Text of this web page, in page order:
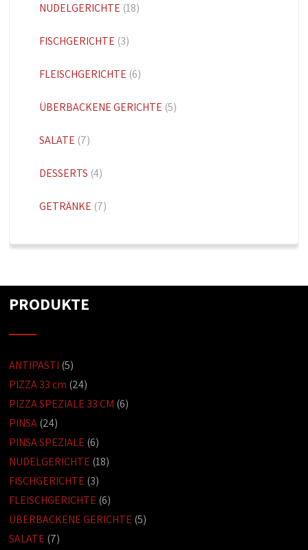
NUDELGERICHTE (18)
FISCHGERICHTE (3)
FLEISCHGERICHTE (6)
ÜBERBACKENE GERICHTE (5)
SALATE (7)
DESSERTS (4)
GETRÄNKE (7)
PRODUKTE
ANTIPASTI (5)
PIZZA 33 cm (24)
PIZZA SPEZIALE 33 CM (6)
PINSA(24)
PINSA SPEZIALE (6)
NUDELGERICHTE (18)
FISCHGERICHTE (3)
FLEISCHGERICHTE (6)
ÜBERBACKENE GERICHTE (5)
SALATE (7)